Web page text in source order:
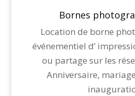
Bornes
Location de borne
événementiel d’
ou partage sur les
Anniversaire,